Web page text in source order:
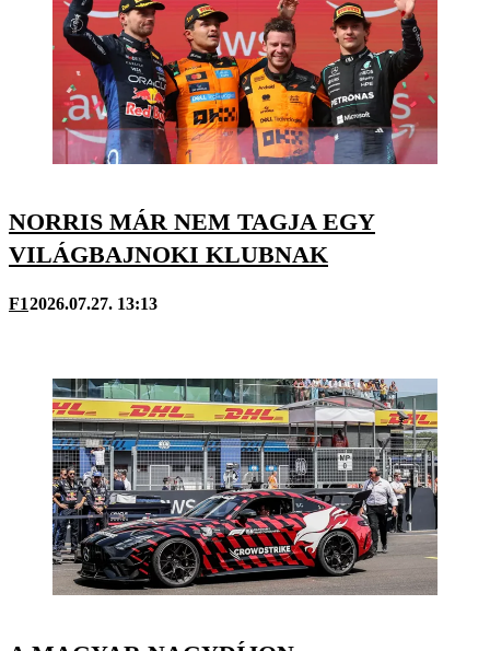
NORRIS MÁR NEM TAGJA EGY
VILÁGBAJNOKI KLUBNAK
F12026.07.27. 13:13